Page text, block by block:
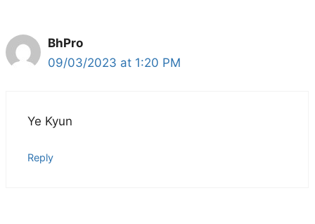
BhPro
09/03/2023 at 1:20 PM
Ye Kyun
Reply